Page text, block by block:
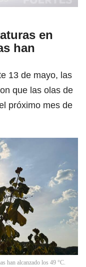
en
han
13 de mayo, las
que las olas de
próximo mes de
han alcanzado los 49 °C.